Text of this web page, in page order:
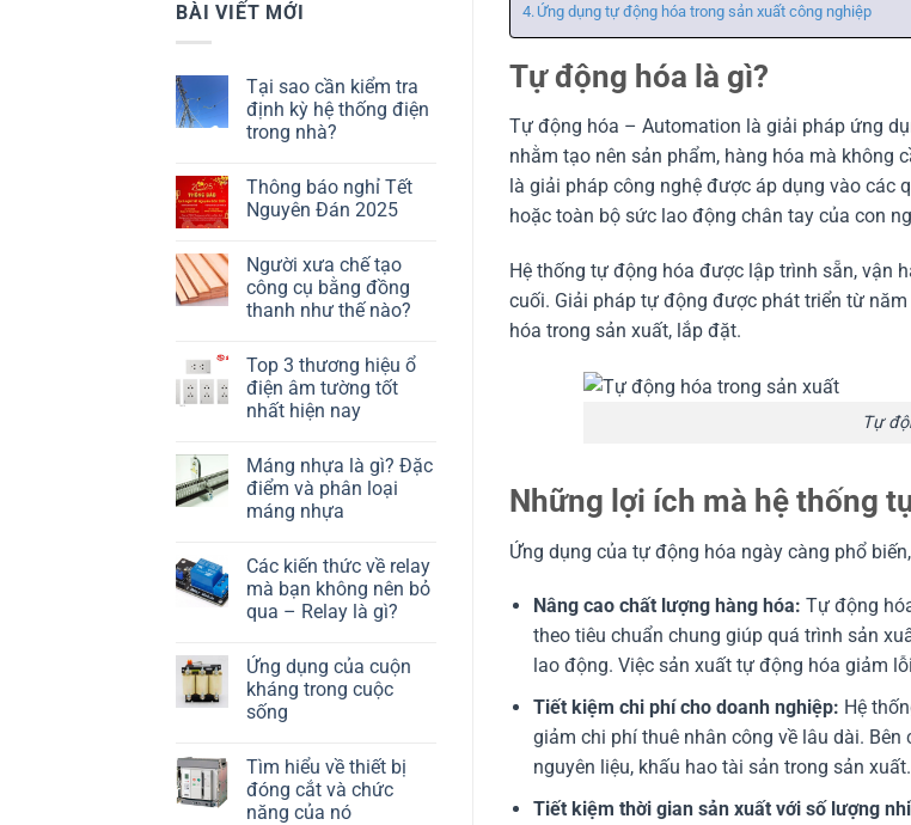
BÀI VIẾT MỚI
Tại sao cần kiểm tra
định kỳ hệ thống điện
trong nhà?
Thông báo nghỉ Tết
Nguyên Đán 2025
Người xưa chế tạo
công cụ bằng đồng
thanh như thế nào?
Top 3 thương hiệu ổ
điện âm tường tốt
nhất hiện nay
Máng nhựa là gì? Đặc
điểm và phân loại
máng nhựa
Các kiến thức về relay
mà bạn không nên bỏ
qua – Relay là gì?
Ứng dụng của cuộn
kháng trong cuộc
sống
Tìm hiểu về thiết bị
đóng cắt và chức
năng của nó
Ứng dụng tự động hóa trong sản xuất công nghiệp
Tự động hóa là gì?
Tự động hóa – Automation là giải pháp ứng
nhằm tạo nên sản phẩm, hàng hóa mà không
là giải pháp công nghệ được áp dụng vào các
hoặc toàn bộ sức lao động chân tay của con
Hệ thống tự động hóa được lập trình sẵn, vận
cuối. Giải pháp tự động được phát triển từ
hóa trong sản xuất, lắp đặt.
Tự
Những lợi ích mà hệ thống
Ứng dụng của tự động hóa ngày càng phổ
Nâng cao chất lượng hàng hóa: Tự động
theo tiêu chuẩn chung giúp quá trình sản
lao động. Việc sản xuất tự động hóa giảm
Tiết kiệm chi phí cho doanh nghiệp: Hệ
giảm chi phí thuê nhân công về lâu dài.
nguyên liệu, khấu hao tài sản trong sản xuất.
Tiết kiệm thời gian sản xuất với số lượng